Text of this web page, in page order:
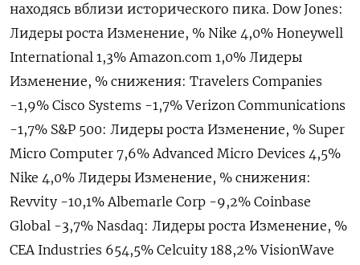
находясь вблизи исторического пика. Dow Jones:
Лидеры роста Изменение, % Nike 4,0% Honeywell
International 1,3% Amazon.com 1,0% Лидеры
Изменение, % снижения: Travelers Companies
-1,9% Cisco Systems -1,7% Verizon Communications
-1,7% S&P 500: Лидеры роста Изменение, % Super
Micro Computer 7,6% Advanced Micro Devices 4,5%
Nike 4,0% Лидеры Изменение, % снижения:
Revvity -10,1% Albemarle Corp -9,2% Coinbase
Global -3,7% Nasdaq: Лидеры роста Изменение, %
CEA Industries 654,5% Celcuity 188,2% VisionWave